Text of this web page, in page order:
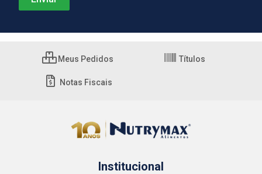
Meus Pedidos Títulos
Notas Fiscais
Institucional